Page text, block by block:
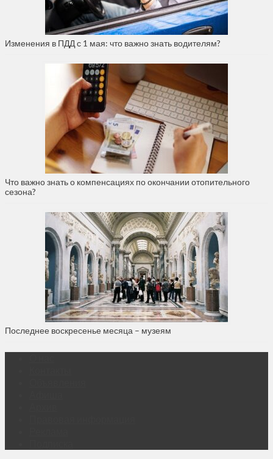
Изменения в ПДД с 1 мая: что важно знать водителям?
Что важно знать о компенсациях по окончании отопительного
сезона?
Последнее воскресенье месяца – музеям